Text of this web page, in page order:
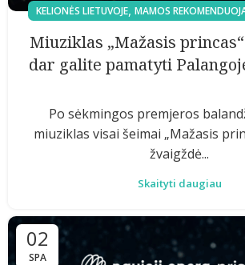
KELIONĖS LIETUVOJE, MAMOS
Miuziklas „Mažasis
dar galite pamatyti
Po sėkmingos premjeros
miuziklas visai šeimai „Mažasis
žvaigždė...
Skaityti daugiau
02
SPA